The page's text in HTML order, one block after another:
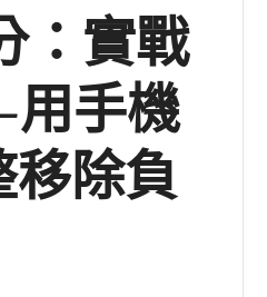
：實戰
手機
移除負